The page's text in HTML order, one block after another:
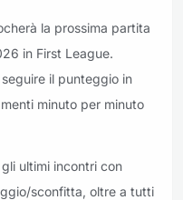
la prossima partita
in First League.
il punteggio in
minuto per minuto
ultimi incontri con
sconfitta, oltre a tutti